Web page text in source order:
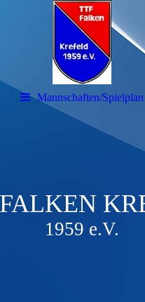
Mannschaften/Spielplan
1959 e.V.